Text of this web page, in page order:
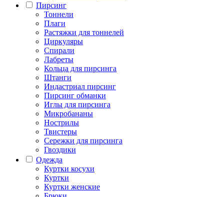
Пирсинг
Тоннели
Плаги
Растяжки для тоннелей
Циркуляры
Спирали
Лабреты
Кольца для пирсинга
Штанги
Индастриал пирсинг
Пирсинг обманки
Иглы для пирсинга
Микробананы
Нострилы
Твистеры
Сережки для пирсинга
Гвоздики
Одежда
Куртки косухи
Куртки
Куртки женские